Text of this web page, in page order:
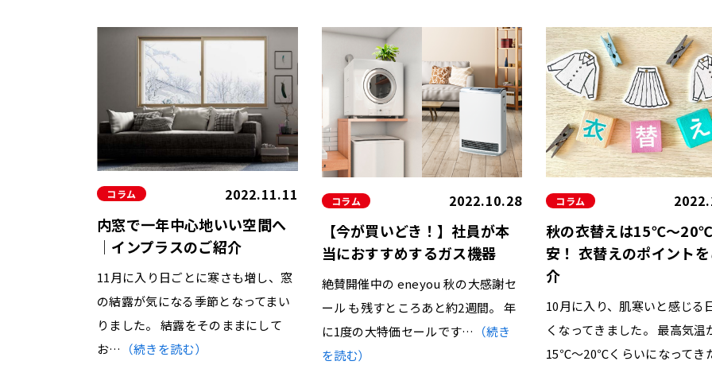
内窓で一年中心地いい空間へ
｜インプラスのご紹介
コラム 2022.11.11
11月に入り日ごとに寒さも増し、窓
の結露が気になる季節となってまい
りました。 結露をそのままにして
お…
（続きを読む）
【今が買いどき！】社員が本
当におすすめするガス機器
コラム 2022.10.28
絶賛開催中の eneyou 秋の大感謝セ
ール も残すところあと約2週間。 年
に1度の大特価セールです…
（続き
を読む）
秋の衣替えは15℃～
安！ 衣替えのポイント
介
コラム
10月に入り、肌寒いと感じる
くなってきました。 最高気温
15℃〜20℃くらいになってき